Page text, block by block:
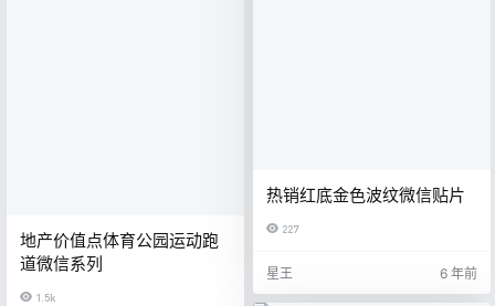
地产价值点体育公园运动跑
道微信系列
1.5k
热销红底金色波纹微信贴片
227
星王 6 年前